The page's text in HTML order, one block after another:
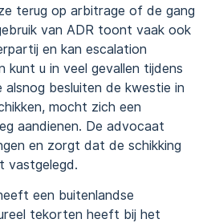
terug op arbitrage of de gang
van ADR toont vaak ook
en kan escalation
kunt u in veel gevallen tijdens
besluiten de kwestie in
mocht zich een
aandienen. De advocaat
en zorgt dat de schikking
vastgelegd.
een buitenlandse
tekorten heeft bij het